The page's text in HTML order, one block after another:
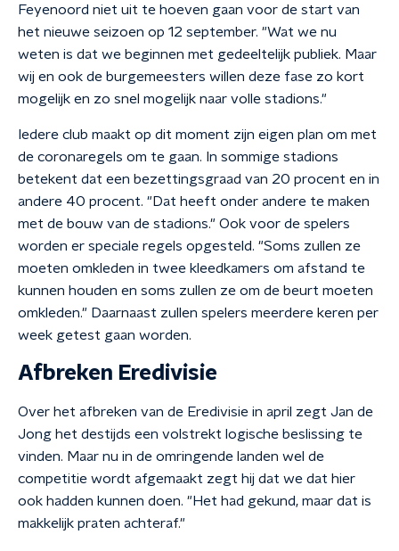
Feyenoord niet uit te hoeven gaan voor de start van
het nieuwe seizoen op 12 september. "Wat we nu
weten is dat we beginnen met gedeeltelijk publiek. Maar
wij en ook de burgemeesters willen deze fase zo kort
mogelijk en zo snel mogelijk naar volle stadions."
Iedere club maakt op dit moment zijn eigen plan om met
de coronaregels om te gaan. In sommige stadions
betekent dat een bezettingsgraad van 20 procent en in
andere 40 procent. "Dat heeft onder andere te maken
met de bouw van de stadions." Ook voor de spelers
worden er speciale regels opgesteld. "Soms zullen ze
moeten omkleden in twee kleedkamers om afstand te
kunnen houden en soms zullen ze om de beurt moeten
omkleden." Daarnaast zullen spelers meerdere keren per
week getest gaan worden.
Afbreken Eredivisie
Over het afbreken van de Eredivisie in april zegt Jan de
Jong het destijds een volstrekt logische beslissing te
vinden. Maar nu in de omringende landen wel de
competitie wordt afgemaakt zegt hij dat we dat hier
ook hadden kunnen doen. "Het had gekund, maar dat is
makkelijk praten achteraf."